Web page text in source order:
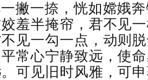
撇一捺，恍如嫦娥
羞半掩帘，君不见
见一勾一点，动则
常心宁静致远，使
可见旧时风雅，可